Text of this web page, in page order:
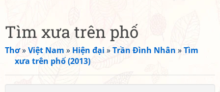
Tìm xưa trên phố
Thơ»Việt Nam » Hiện đại »Trần Đình Nhân »Tìm
xưa trên phố (2013)